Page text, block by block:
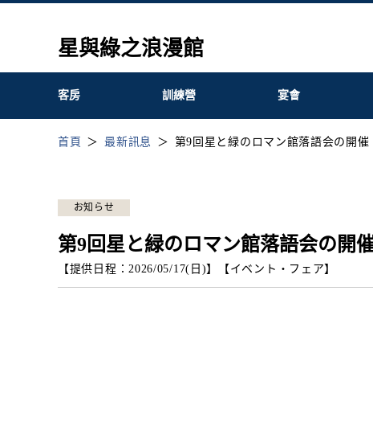
星與綠之浪漫館
客房 訓練營 宴會
首頁 最新訊息 第9回星と緑のロマン館落語会の開催
お知らせ
第9回星と緑のロマン館落語会の開
【提供日程：2026/05/17(日)】 【 イベント・フェア】